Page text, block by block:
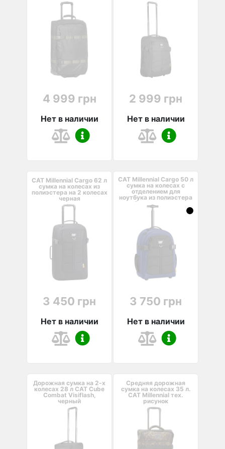
4 999 грн
Нет в наличии
2 999 грн
Нет в наличии
CAT Millennial Cargo 62 л
сумка на колесах из
полиэстера на 2 колесах
черная
3 450 грн
Нет в наличии
CAT Millennial Cargo 50 л
сумка на колесах с
отделением для
ноутбука из полиэстера
на 2 колесах синя...
3 750 грн
Нет в наличии
Дорожная сумка на 2-х
колесах 28 л CAT Cube
Combat Visiflash,
черный
Средняя дорожная
сумка на колесах 35 л.
CAT Millennial тех.
рисунок